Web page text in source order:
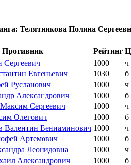
Телятникова Полина
Противник Рейтинг
Сергеевич 1000
ч
Евгеньевич 1030
б
Русланович 1000
ч
Александрович 1000
б
Сергеевич 1000
ч
Олегович 1000
б
Валентин Вениаминович 1000
ч
Артемович 1000
б
Леонидовна 1000
ч
Александрович 1000
б